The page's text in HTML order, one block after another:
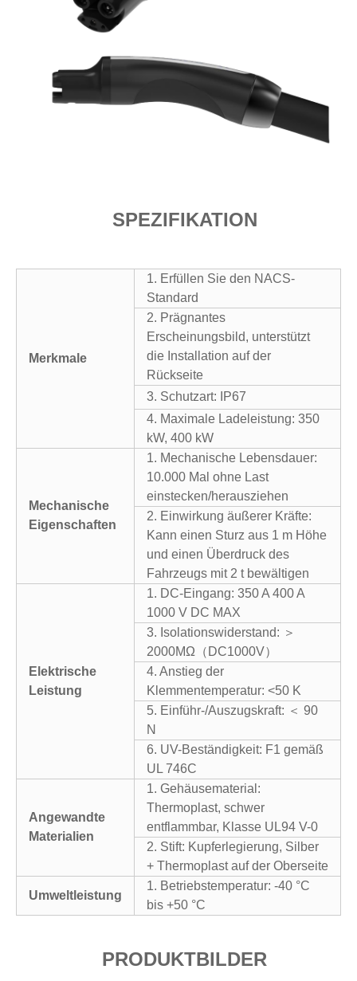
SPEZIFIKATION
Merkmale
1. Erfüllen Sie den NACS-
Standard
2. Prägnantes
Erscheinungsbild, unterstützt
die Installation auf der
Rückseite
3. Schutzart: IP67
4. Maximale Ladeleistung: 350
kW, 400 kW
Mechanische
Eigenschaften
1. Mechanische Lebensdauer:
10.000 Mal ohne Last
einstecken/herausziehen
2. Einwirkung äußerer Kräfte:
Kann einen Sturz aus 1 m Höhe
und einen Überdruck des
Fahrzeugs mit 2 t bewältigen
Elektrische
Leistung
1. DC-Eingang: 350 A 400 A
1000 V DC MAX
3. Isolationswiderstand: ＞
2000MΩ（DC1000V）
4. Anstieg der
Klemmentemperatur: <50 K
5. Einführ-/Auszugskraft: ＜ 90
N
6. UV-Beständigkeit: F1 gemäß
UL 746C
Angewandte
Materialien
1. Gehäusematerial:
Thermoplast, schwer
entflammbar, Klasse UL94 V-0
2. Stift: Kupferlegierung, Silber
+ Thermoplast auf der Oberseite
Umweltleistung
1. Betriebstemperatur: -40 °C
bis +50 °C
PRODUKTBILDER